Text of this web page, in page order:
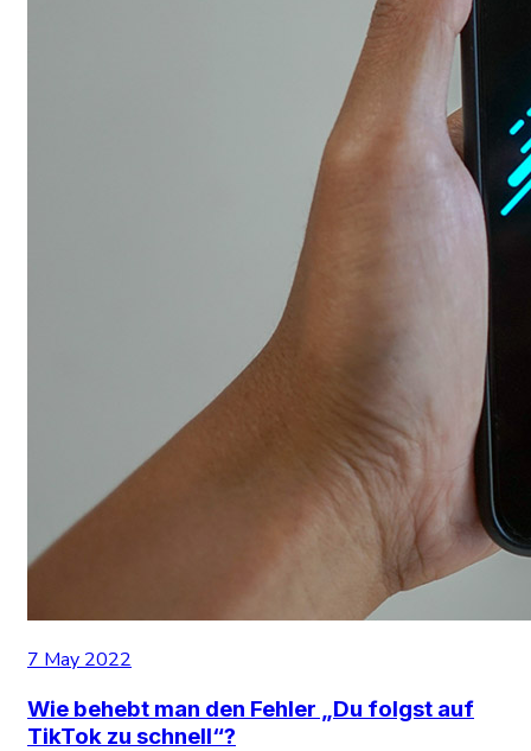
7 May 2022
Wie behebt man den Fehler „Du folgst auf
TikTok zu schnell“?